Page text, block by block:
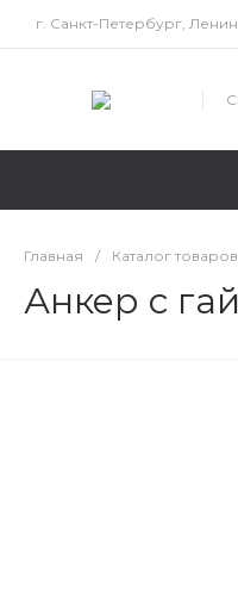
г. Санкт-Петербург,
Главная / Каталог товаров
Анкер с